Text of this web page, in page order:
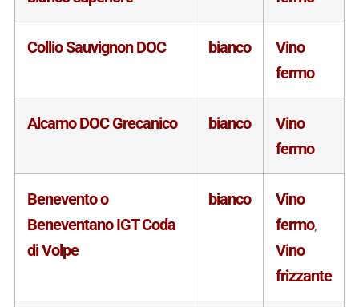
Collio Sauvignon DOC bianco
Vino
fermo
Alcamo DOC Grecanico bianco
Vino
fermo
Benevento o
Beneventano IGT Coda
di Volpe
bianco
Vino
fermo,
Vino
frizzante